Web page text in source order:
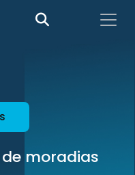
moradias